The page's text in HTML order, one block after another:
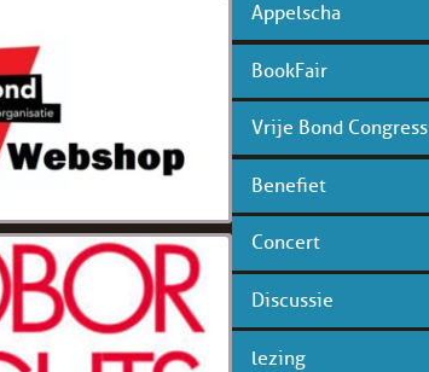
Appelscha
BookFair
Vrije Bond Congress
Benefiet
Concert
Discussie
lezing